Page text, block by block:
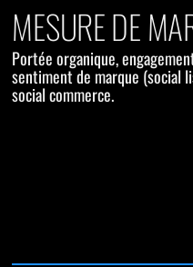
MESURE DE
Portée organique,
sentiment de marque (social
social commerce.